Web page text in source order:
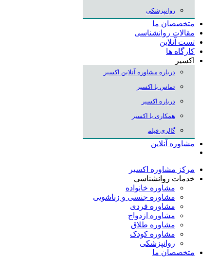
روانپزشکی
متخصصان ما
مقالات روانشناسی
تست آنلاین
کارگاه ها
اکسیر
درباره مشاوره آنلاین اکسیر
تماس با اکسیر
درباره اکسیر
همکاری با اکسیر
گالری فیلم
مشاوره آنلاین
مرکز مشاوره اکسیر
خدمات روانشناسی
مشاوره خانواده
مشاوره جنسی و زناشویی
مشاوره فردی
مشاوره ازدواج
مشاوره طلاق
مشاوره کودک
روانپزشکی
متخصصان ما